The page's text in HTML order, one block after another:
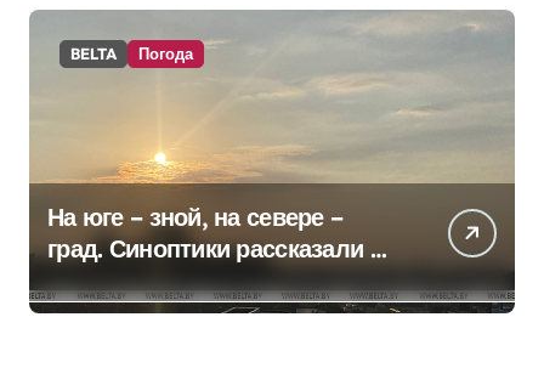
BELTA Погода
На юге – зной, на севере –
град. Синоптики рассказали о
погоде на сегодня